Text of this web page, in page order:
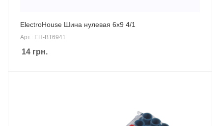
ElectroHouse Шина нулевая 6х9 4/1
Арт.: EH-BT6941
14 грн.